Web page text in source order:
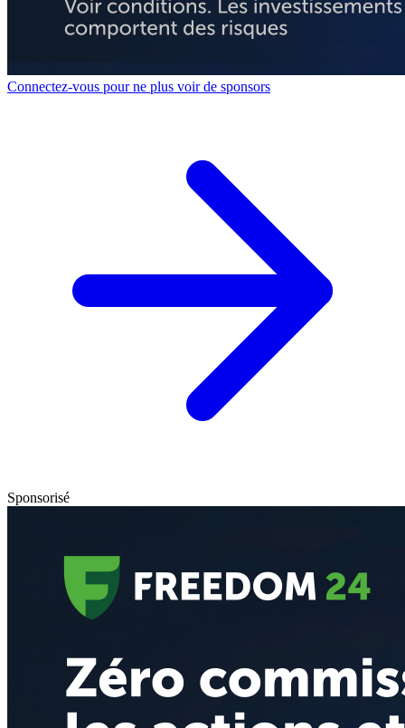
Connectez-vous pour ne plus voir de sponsors
Sponsorisé